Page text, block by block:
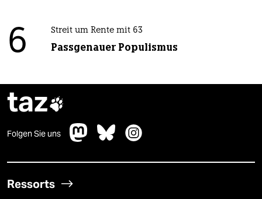
6 Streit um Rente mit 63
Passgenauer Populismus
taz
Folgen Sie uns
Ressorts